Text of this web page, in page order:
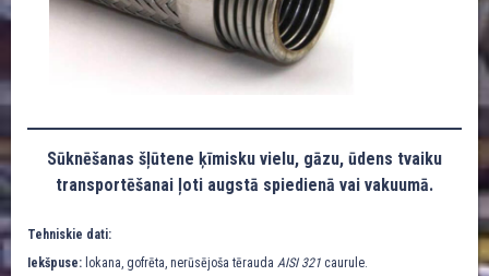
Sūknēšanas šļūtene ķīmisku vielu, gāzu, ūdens tvaiku
transportēšanai ļoti augstā spiedienā vai vakuumā.
Tehniskie dati:
Iekšpuse: lokana, gofrēta, nerūsējoša tērauda AISI 321 caurule.